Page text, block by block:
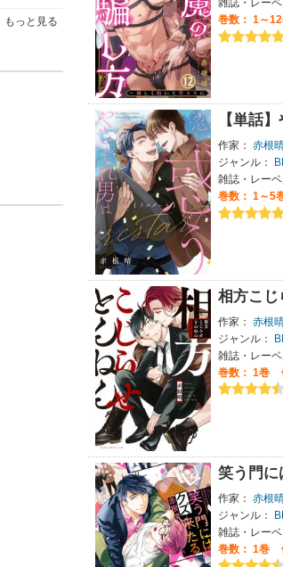
もっと見る
雑誌・レーベ
巻数： 1～
【単話
作家： 赤根
ジャンル：
雑誌・レーベ
巻数： 1～5
相方こじ
作家： 赤根
ジャンル：
雑誌・レーベ
巻数： 1巻
笑う門に
作家： 赤根
ジャンル：
雑誌・レーベ
巻数： 1巻